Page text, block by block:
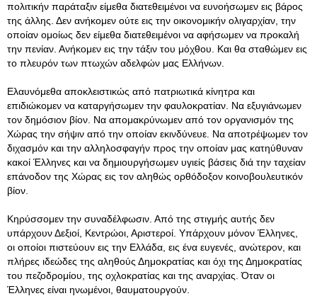
πολιτικήν παράταξιν είμεθα διατεθειμένοι να ευνοήσωμεν εις βάρος
της άλλης. Δεν ανήκομεν ούτε εις την οικονομικήν ολιγαρχίαν, την
οποίαν ομοίως δεν είμεθα διατεθειμένοι να αφήσωμεν να προκαλή
την πενίαν. Ανήκομεν εις την τάξιν του μόχθου. Και θα σταθώμεν εις
το πλευρόν των πτωχών αδελφών μας Ελλήνων.
Ελαυνόμεθα αποκλειστικώς από πατριωτικά κίνητρα και
επιδιώκομεν να καταργήσωμεν την φαυλοκρατίαν. Να εξυγιάνωμεν
τον δημόσιον βίον. Να απομακρύνωμεν από τον οργανισμόν της
Χώρας την σήψιν από την οποίαν εκινδύνευε. Να αποτρέψωμεν τον
διχασμόν και την αλληλοσφαγήν προς την οποίαν μας κατηύθυναν
κακοί Έλληνες και να δημιουργήσωμεν υγιείς βάσεις διά την ταχείαν
επάνοδον της Χώρας εις τον αληθώς ορθόδοξον κοινοβουλευτικόν
βίον.
Κηρύσσομεν την συναδέλφωσιν. Από της στιγμής αυτής δεν
υπάρχουν Δεξιοί, Κεντρώοι, Αριστεροί. Υπάρχουν μόνον Έλληνες,
οι οποίοι πιστεύουν εις την Ελλάδα, εις ένα ευγενές, ανώτερον, και
πλήρες ιδεώδες της αληθούς Δημοκρατίας και όχι της Δημοκρατίας
του πεζοδρομίου, της οχλοκρατίας και της αναρχίας. Όταν οι
Έλληνες είναι ηνωμένοι, θαυματουργούν.